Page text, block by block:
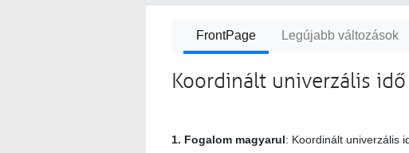
FrontPage Legújabb változások
Koordinált univerzális idő
1. Fogalom magyarul: Koordinált univerzális